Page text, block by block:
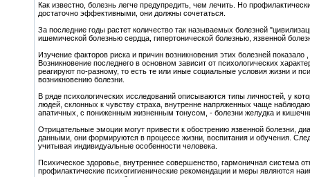
Как известно, болезнь легче предупредить, чем лечить. Но
достаточно эффективными, они должны сочетаться.
За последние годы растет количество так называемых болезней
ишемической болезнью сердца, гипертонической болезнью, язвенной
Изучение факторов риска и причин возникновения этих болезней
Возникновение последнего в основном зависит от психологических
реагируют по-разному, то есть те или иные социальные условия жизни и
возникновению болезни.
В ряде психологических исследований описываются типы личностей, у
людей, склонных к чувству страха, внутренне напряженных чаще
апатичных, с пониженным жизненным тонусом, - болезни желудка и
Отрицательные эмоции могут привести к обострению язвенной болезни,
данными, они формируются в процессе жизни, воспитания и обучения.
учитывая индивидуальные особенности человека.
Психическое здоровье, внутреннее совершенство, гармоничная
профилактические психогигиенические рекомендации и меры являются